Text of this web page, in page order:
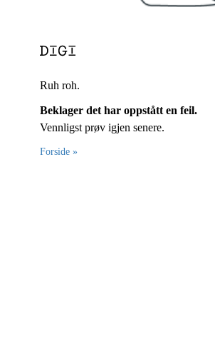
Ruh roh.
Beklager det har oppstått en feil.
Vennligst prøv igjen senere.
Forside »